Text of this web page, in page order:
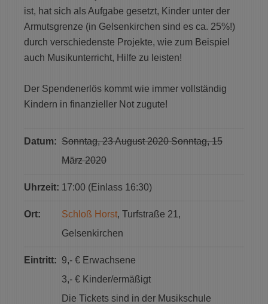
ist, hat sich als Aufgabe gesetzt, Kinder unter der
Armutsgrenze (in Gelsenkirchen sind es ca. 25%!)
durch verschiedenste Projekte, wie zum Beispiel
auch Musikunterricht, Hilfe zu leisten!
Der Spendenerlös kommt wie immer vollständig
Kindern in finanzieller Not zugute!
Datum: Sonntag, 23 August 2020 Sonntag, 15
März 2020
Uhrzeit: 17:00 (Einlass 16:30)
Ort: Schloß Horst, Turfstraße 21,
Gelsenkirchen
Eintritt: 9,- € Erwachsene
3,- € Kinder/ermäßigt
Die Tickets sind in der Musikschule